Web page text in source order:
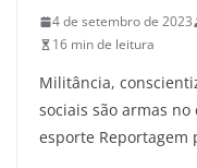
4 de setembro de 2023
16 min de leitura
Militância,
sociais são armas
esporte Reportagem